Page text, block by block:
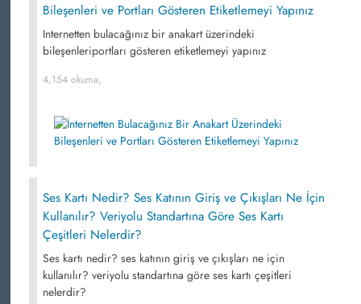
Bileşenleri ve Portları Gösteren Etiketlemeyi Yapınız
Internetten bulacağınız bir anakart üzerindeki
bileşenleriportları gösteren etiketlemeyi yapınız
4,154 okuma,
Ses Kartı Nedir? Ses Katının Giriş ve Çıkışları Ne İçin
Kullanılır? Veriyolu Standartına Göre Ses Kartı
Çeşitleri Nelerdir?
Ses kartı nedir? ses katının giriş ve çıkışları ne için
kullanılır? veriyolu standartına göre ses kartı çeşitleri
nelerdir?